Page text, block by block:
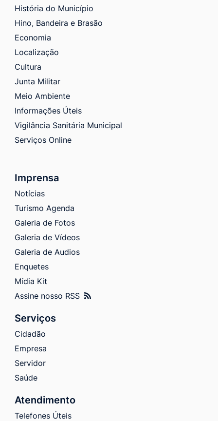
História do Município
Hino, Bandeira e Brasão
Economia
Localização
Cultura
Junta Militar
Meio Ambiente
Informações Úteis
Vigilância Sanitária Municipal
Serviços Online
Imprensa
Notícias
Turismo Agenda
Galeria de Fotos
Galeria de Vídeos
Galeria de Audios
Enquetes
Mídia Kit
Assine nosso RSS
Serviços
Cidadão
Empresa
Servidor
Saúde
Atendimento
Telefones Úteis